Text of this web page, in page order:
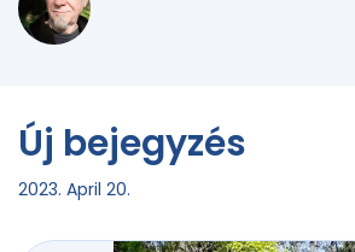
Új bejegyzés
2023. April 20.